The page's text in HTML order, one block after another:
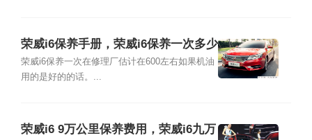
荣威i6保养手册，荣威i6保养一次多少
钱
荣威i6保养一次在修理厂估计在600左右如果机油
用的是好的的话。...
荣威i6 9万公里保养费用，荣威i6九万